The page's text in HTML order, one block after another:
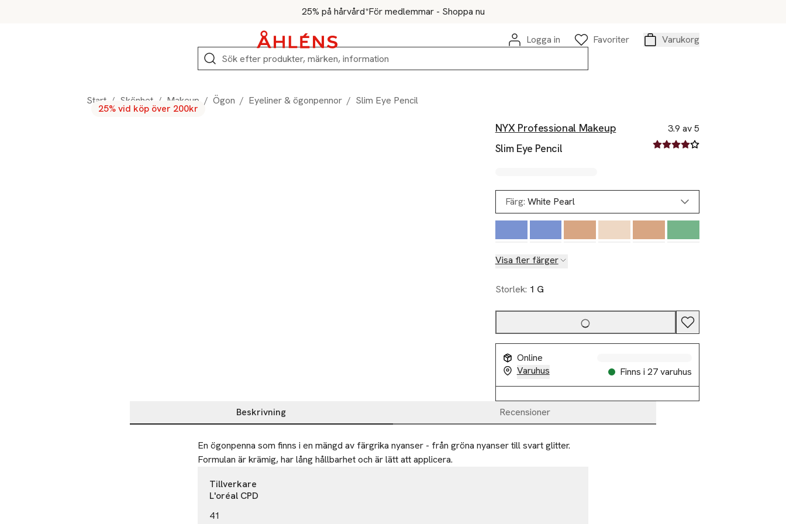
25% på hårvård*För medlemmar - Shoppa nu
Logga in
Favoriter
Varukorg
Sök
Start / Skönhet / Makeup / Ögon / Eyeliner & ögonpennor / Slim Eye Pencil
25% vid köp över 200kr
NYX Professional Makeup
Slim Eye Pencil
3.9 av 5
3.9 av fem stjärnor
Färg: White Pearl
Visa fler färger
Storlek: 1 G
Online
Varuhus
Finns i 27 varuhus
Beskrivning Recensioner
Beskrivning
En ögonpenna som finns i en mängd av färgrika nyanser - från gröna nyanser till svart glitter.
Formulan är krämig, har lång hållbarhet och är lätt att applicera.
Tillverkare
L'oréal CPD
41